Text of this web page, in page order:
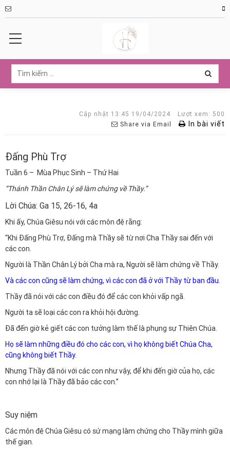
Cập nhật 13:45 19/04/2024
Lượt xem: 500
Share via Email
In bài viết
Đấng Phù Trợ
Tuần 6 – Mùa Phục Sinh – Thứ Hai
“Thánh Thần Chân Lý sẽ làm chứng về Thầy.”
Lời Chúa: Ga 15, 26-16, 4a
Khi ấy, Chúa Giêsu nói với các môn đệ rằng:
“Khi Đấng Phù Trợ, Đấng mà Thầy sẽ từ nơi Cha Thầy sai đến với
các con.
Người là Thần Chân Lý bởi Cha mà ra, Người sẽ làm chứng về Thầy.
Và các con cũng sẽ làm chứng, vì các con đã ở với Thầy từ ban đầu.
Thầy đã nói với các con điều đó để các con khỏi vấp ngã.
Người ta sẽ loại các con ra khỏi hội đường.
Đã đến giờ kẻ giết các con tưởng làm thế là phụng sự Thiên Chúa.
Họ sẽ làm những điều đó cho các con, vì họ không biết Chúa Cha,
cũng không biết Thầy.
Nhưng Thầy đã nói với các con như vậy, để khi đến giờ của họ, các
con nhớ lại là Thầy đã bảo các con.”
Suy niệm
Các môn đệ Chúa Giêsu có sứ mạng làm chứng cho Thầy mình giữa
thế gian.